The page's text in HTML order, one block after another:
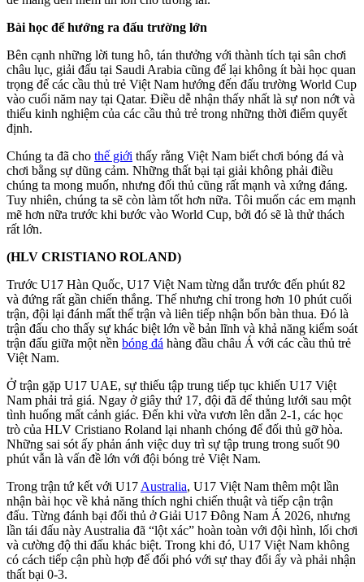
Bài học để hướng ra đấu trường lớn
Bên cạnh những lời tung hô, tán thưởng với thành tích tại sân chơi
châu lục, giải đấu tại Saudi Arabia cũng để lại không ít bài học quan
trọng để các cầu thủ trẻ Việt Nam hướng đến đấu trường World Cup
vào cuối năm nay tại Qatar. Điều dễ nhận thấy nhất là sự non nớt và
thiếu kinh nghiệm của các cầu thủ trẻ trong những thời điểm quyết
định.
Chúng ta đã cho thế giới thấy rằng Việt Nam biết chơi bóng đá và
chơi bằng sự dũng cảm. Những thất bại tại giải không phải điều
chúng ta mong muốn, nhưng đối thủ cũng rất mạnh và xứng đáng.
Tuy nhiên, chúng ta sẽ còn làm tốt hơn nữa. Tôi muốn các em mạnh
mẽ hơn nữa trước khi bước vào World Cup, bởi đó sẽ là thử thách
rất lớn.
(HLV CRISTIANO ROLAND)
Trước U17 Hàn Quốc, U17 Việt Nam từng dẫn trước đến phút 82
và đứng rất gần chiến thắng. Thế nhưng chỉ trong hơn 10 phút cuối
trận, đội lại đánh mất thế trận và liên tiếp nhận bốn bàn thua. Đó là
trận đấu cho thấy sự khác biệt lớn về bản lĩnh và khả năng kiểm soát
trận đấu giữa một nền bóng đá hàng đầu châu Á với các cầu thủ trẻ
Việt Nam.
Ở trận gặp U17 UAE, sự thiếu tập trung tiếp tục khiến U17 Việt
Nam phải trả giá. Ngay ở giây thứ 17, đội đã để thủng lưới sau một
tình huống mất cảnh giác. Đến khi vừa vươn lên dẫn 2-1, các học
trò của HLV Cristiano Roland lại nhanh chóng để đối thủ gỡ hòa.
Những sai sót ấy phản ánh việc duy trì sự tập trung trong suốt 90
phút vẫn là vấn đề lớn với đội bóng trẻ Việt Nam.
Trong trận tứ kết với U17 Australia, U17 Việt Nam thêm một lần
nhận bài học về khả năng thích nghi chiến thuật và tiếp cận trận
đấu. Từng đánh bại đối thủ ở Giải U17 Đông Nam Á 2026, nhưng
lần tái đấu này Australia đã “lột xác” hoàn toàn với đội hình, lối chơi
và cường độ thi đấu khác biệt. Trong khi đó, U17 Việt Nam không
có cách tiếp cận phù hợp để đối phó với sự thay đổi ấy và phải nhận
thất bại 0-3.